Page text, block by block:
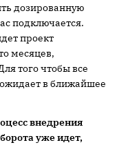
дозированную
подключается.
проект
месяцев,
того чтобы все
в ближайшее
внедрения
уже идет,